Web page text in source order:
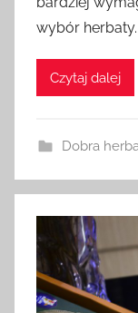
wybór herbaty.
Czytaj dalej
Dobra